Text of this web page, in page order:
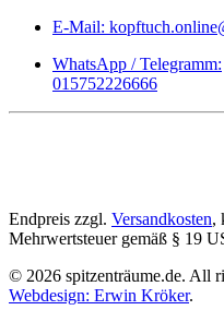
E-Mail:
WhatsApp / Telegramm:
015752226666
Endpreis zzgl. Versandkosten,
Mehrwertsteuer gemäß § 19
© 2026 spitzenträume.de. All
Webdesign: Erwin Kröker.